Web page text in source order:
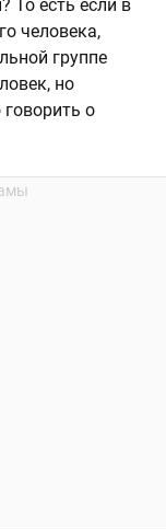
То есть если в
человека,
группе
но
о